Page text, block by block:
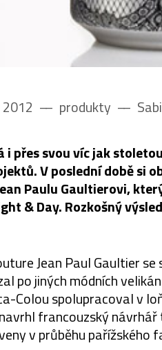
–– produkty ––
i přes svou víc jak
V poslední době si
Paulu Gaultierovi,
& Day. Rozkošný
Jean Paul Gaultier
po jiných módních
Colou spolupracoval v
francouzský
v průběhu pařížského